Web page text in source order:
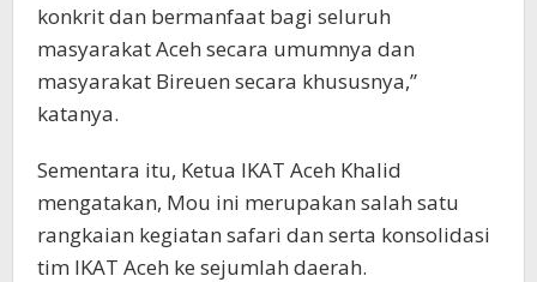
konkrit dan bermanfaat bagi seluruh
masyarakat Aceh secara umumnya dan
masyarakat Bireuen secara khususnya,”
katanya.
Sementara itu, Ketua IKAT Aceh Khalid
mengatakan, Mou ini merupakan salah satu
rangkaian kegiatan safari dan serta konsolidasi
tim IKAT Aceh ke sejumlah daerah.